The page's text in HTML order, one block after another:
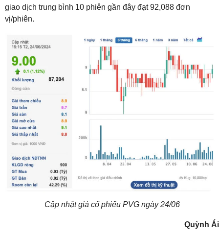
giao dịch trung bình 10 phiên gần đây đạt 92,088 đơn
vị/phiên.
Cập nhật giá cổ phiếu PVG ngày 24/06
Quỳnh Ái